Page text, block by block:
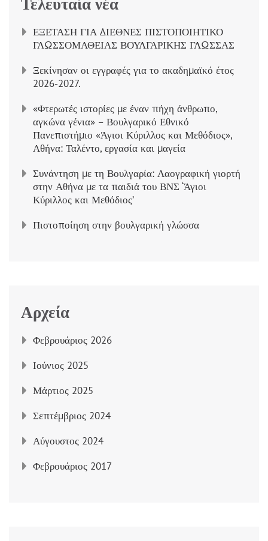
ΕΞΕΤΑΣΗ ΓΙΑ ΔΙΕΘΝΕΣ ΠΙΣΤΟΠΟΙΗΤΙΚΟ
ΓΛΩΣΣΟΜΑΘΕΙΑΣ ΒΟΥΛΓΑΡΙΚΗΣ ΓΛΩΣΣΑΣ
Ξεκίνησαν οι εγγραφές για το ακαδημαϊκό έτος
2026-2027.
«Φτερωτές ιστορίες με έναν πήχη άνθρωπο,
αγκώνα γένια» – Βουλγαρικό Εθνικό
Πανεπιστήμιο «Άγιοι Κύριλλος και Μεθόδιος»,
Αθήνα: Ταλέντο, εργασία και μαγεία
Συνάντηση με τη Βουλγαρία: Λαογραφική γιορτή
στην Αθήνα με τα παιδιά του ΒΝΣ ‘Άγιοι
Κύριλλος και Μεθόδιος’
Πιστοποίηση στην βουλγαρική γλώσσα
Αρχεία
Φεβρουάριος 2026
Ιούνιος 2025
Μάρτιος 2025
Σεπτέμβριος 2024
Αύγουστος 2024
Φεβρουάριος 2017